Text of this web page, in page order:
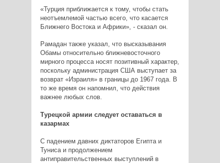
«Турция приближается к тому, чтобы стать
неотъемлемой частью всего, что касается
Ближнего Востока и Африки», - сказал он.
Рамадан также указал, что высказывания
Обамы относительно ближневосточного
мирного процесса носят позитивный характер,
поскольку администрация США выступает за
возврат «Израиля» в границы до 1967 года. В
то же время он напомнил, что действия
важнее любых слов.
Турецкой армии следует оставаться в
казармах
С падением давних диктаторов Египта и
Туниса и продолжением
антиправительственных выступлений в